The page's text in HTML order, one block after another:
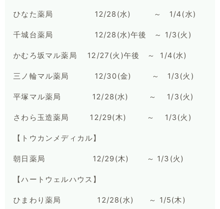
ひなた薬局 12/28(水) ～ 1/4(水)
千城台薬局 12/28(水)午後 ～ 1/3(火)
かむろ坂マル薬局 12/27(火)午後 ～ 1/4(水)
三ノ輪マル薬局 12/30(金) ～ 1/3(火)
平塚マル薬局 12/28(水) ～ 1/3(火)
さわら玉造薬局 12/29(木) ～ 1/3(火)
【トウカンメディカル】
朝日薬局 12/29(木) ～ 1/3(火)
【ハートウェルハウス】
ひまわり薬局 12/28(水) ～ 1/5(木)